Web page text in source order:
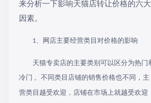
来分析一下影响天猫店转让价格的六大
因素。
1、网店主要经营类目对价格的影响
天猫专卖店的主要类别可以区分为热门
冷门 。不同类目店铺的销售价格也不同，主
营类目越受欢迎，店铺在市场上就越受欢迎